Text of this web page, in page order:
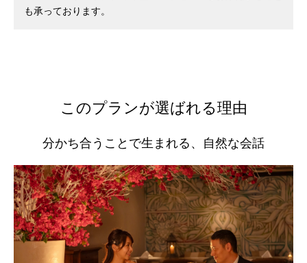
も承っております。
このプランが選ばれる理由
分かち合うことで生まれる、自然な会話